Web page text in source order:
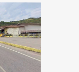
come
dei
portano
e
si
in